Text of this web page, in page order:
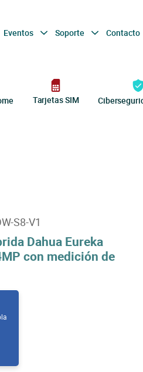
Eventos Soporte Contacto
Tarjetas SIM
Dahua Eureka
con medición de
S8-V1